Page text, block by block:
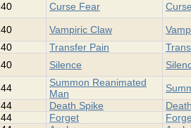
40
Curse Fear
40
Vampiric Claw
40
Transfer Pain
40
Silence
44
Summon Reanimated
Man
44
Death Spike
44
Forget